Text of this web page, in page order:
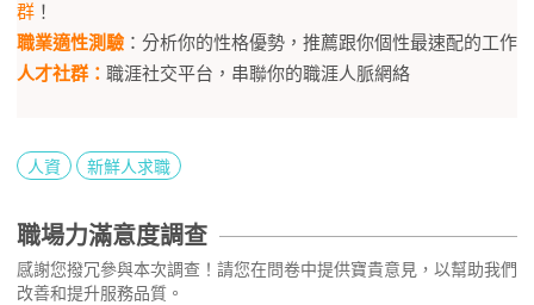
群 ！
職業適性測驗 ：分析你的性格優勢，推薦跟你個性最速配的工作
人才社群： 職涯社交平台，串聯你的職涯人脈網絡
人資 新鮮人求職
職場力滿意度調查
感謝您撥冗參與本次調查！請您在問卷中提供寶貴意見，以幫助我們
改善和提升服務品質。